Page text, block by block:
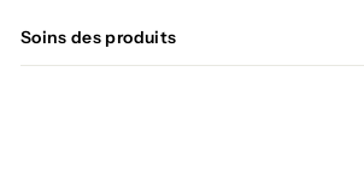
Soins des produits